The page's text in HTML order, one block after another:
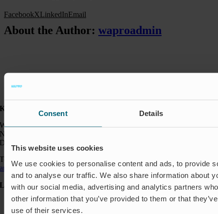
Consent Details
This website uses cookies
We use cookies to personalise content and ads, to provide
and to analyse our traffic. We also share information about
with our social media, advertising and analytics partners
other information that you’ve provided to them or that
use of their services.
FacebookXLinkedInEmail
About the Author: waproadmin
Kontakt:
Wapro GmbH
Neumarkt 1
DE-49074 Osnabrück
Telefon: +49 541 963 24144
anfragen@wapro.com
Lösungen
Aquakultur
Hochwasserschutz